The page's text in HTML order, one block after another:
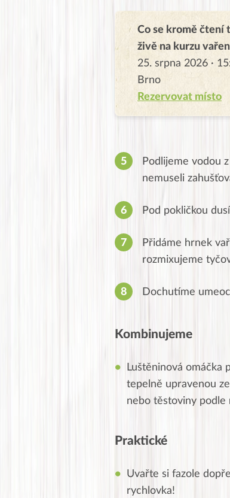
Co se kromě čtení
živě na kurzu
25. srpna 2026 ·
Brno
Rezervovat místo
Podlijeme vodou
nemuseli
Pod pokličkou
Přidáme hrnek
rozmixujeme
Dochutíme
Kombinujeme
Luštěninová omáčka
tepelně upravenou
nebo těstoviny podle
Praktické
Uvařte si fazole
rychlovka!